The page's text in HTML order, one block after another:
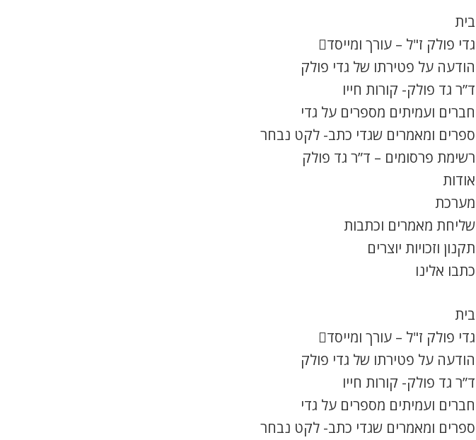
בית
גדי פולק ז"ל – עורך ומייסד
הודעה על פטירתו של גדי פולק
ד”ר גד פולק- קורות חייו
חברים ועמיתים מספרים על גדי
ספרים ומאמרים שגדי כתב- לקט נבחר
רשימת פרסומים – ד”ר גד פולק
אודות
מערכת
שליחת מאמרים וכתבות
תקנון וזכויות יוצרים
כתבו אלינו
בית
גדי פולק ז"ל – עורך ומייסד
הודעה על פטירתו של גדי פולק
ד”ר גד פולק- קורות חייו
חברים ועמיתים מספרים על גדי
ספרים ומאמרים שגדי כתב- לקט נבחר